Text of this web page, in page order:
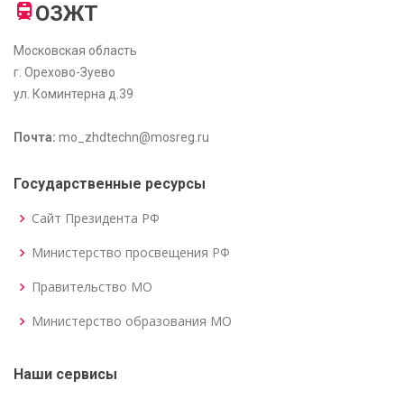
ОЗЖТ
Московская область
г. Орехово-Зуево
ул. Коминтерна д.39
Почта: mo_zhdtechn@mosreg.ru
Государственные ресурсы
Сайт Президента РФ
Министерство просвещения РФ
Правительство МО
Министерство образования МО
Наши сервисы